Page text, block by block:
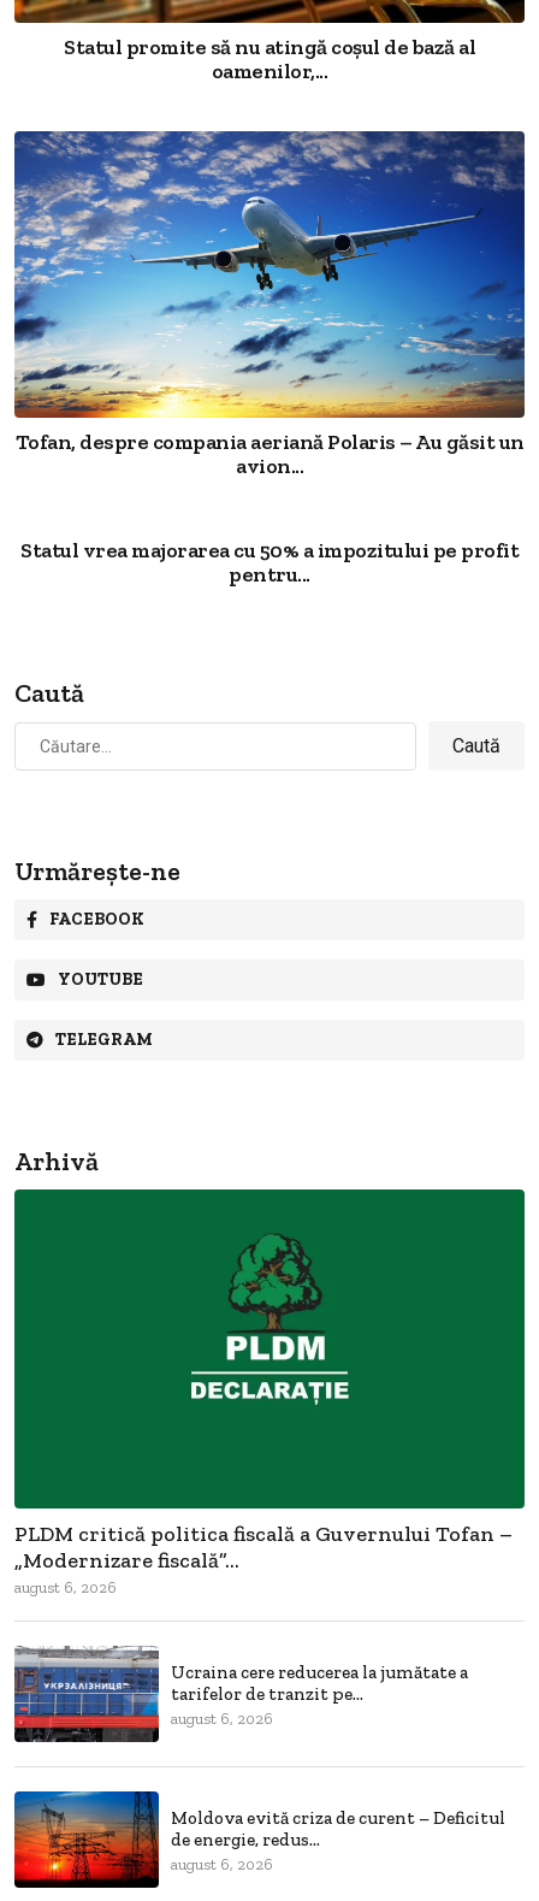
Statul promite să nu atingă coșul de bază al
oamenilor,...
Tofan, despre compania aeriană Polaris – Au găsit un
avion...
Statul vrea majorarea cu 50% a impozitului pe profit
pentru...
Caută
Caută
după:
Urmărește-ne
FACEBOOK
YOUTUBE
TELEGRAM
Arhivă
PLDM critică politica fiscală a Guvernului Tofan –
„Modernizare fiscală”...
august 6, 2026
Ucraina cere reducerea la jumătate a
tarifelor de tranzit pe...
august 6, 2026
Moldova evită criza de curent – Deficitul
de energie, redus...
august 6, 2026